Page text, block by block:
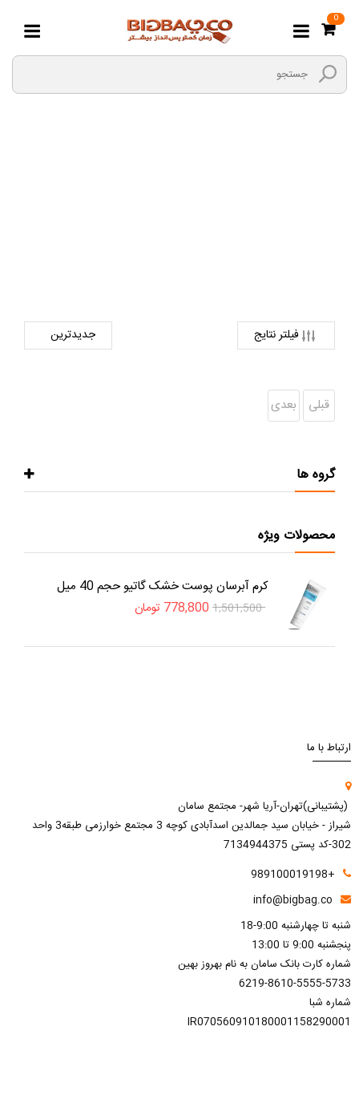
0
فیلتر نتایج
قبلی بعدی
گروه ها
محصولات ویژه
کرم آبرسان پوست خشک گاتیو حجم 40 میل
1,501,500
778,800 تومان
ارتباط با ما
(پشتیبانی)تهران-آریا شهر- مجتمع سامان
شیراز - خیابان سید جمالدین اسدآبادی کوچه 3 مجتمع خوارزمی طبقه3 واحد
302-کد پستی 7134944375
+989100019198
info@bigbag.co
شنبه تا چهارشنبه 9:00-18
پنجشنبه 9:00 تا 13:00
شماره کارت بانک سامان به نام بهروز بهین
6219-8610-5555-5733
شماره شبا
IR070560910180001158290001